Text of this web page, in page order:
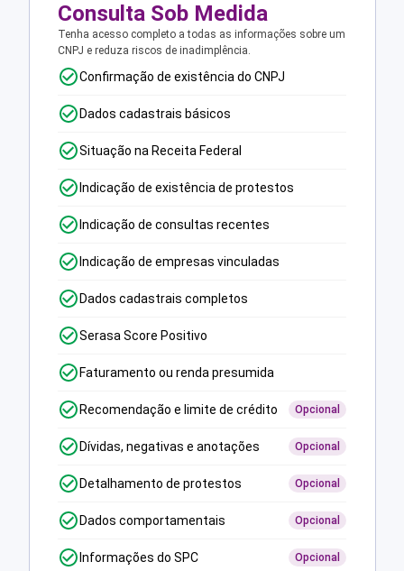
Consulta Sob Medida
Tenha acesso completo a todas as informações sobre um
CNPJ e reduza riscos de inadimplência.
Confirmação de existência do CNPJ
Dados cadastrais básicos
Situação na Receita Federal
Indicação de existência de protestos
Indicação de consultas recentes
Indicação de empresas vinculadas
Dados cadastrais completos
Serasa Score Positivo
Faturamento ou renda presumida
Recomendação e limite de crédito Opcional
Dívidas, negativas e anotações Opcional
Detalhamento de protestos Opcional
Dados comportamentais Opcional
Informações do SPC Opcional